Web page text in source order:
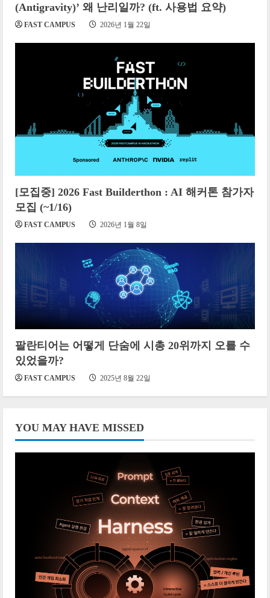
(Antigravity)’ 왜 난리일까? (ft. 사용법 요약)
FAST CAMPUS 2026년 1월 22일
[모집중] 2026 Fast Builderthon : AI 해커톤 참가자
모집 (~1/16)
FAST CAMPUS 2026년 1월 8일
팔란티어는 어떻게 단숨에 시총 20위까지 오를 수
있었을까?
FAST CAMPUS 2025년 8월 22일
YOU MAY HAVE MISSED